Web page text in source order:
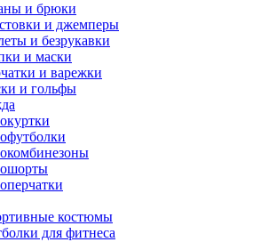
и брюки
и джемперы
и безрукавки
и маски
и варежки
и гольфы
костюмы
для фитнеса